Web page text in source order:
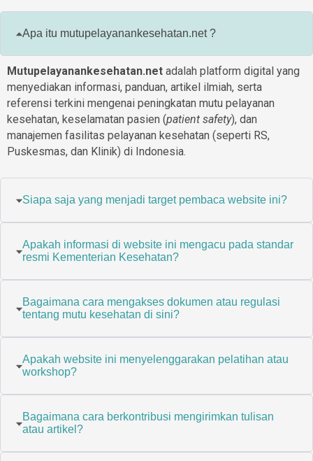
Apa itu mutupelayanankesehatan.net ?
Mutupelayanankesehatan.net adalah platform digital yang
menyediakan informasi, panduan, artikel ilmiah, serta
referensi terkini mengenai peningkatan mutu pelayanan
kesehatan, keselamatan pasien (patient safety), dan
manajemen fasilitas pelayanan kesehatan (seperti RS,
Puskesmas, dan Klinik) di Indonesia.
Siapa saja yang menjadi target pembaca website ini?
Apakah informasi di website ini mengacu pada standar
resmi Kementerian Kesehatan?
Bagaimana cara mengakses dokumen atau regulasi
tentang mutu kesehatan di sini?
Apakah website ini menyelenggarakan pelatihan atau
workshop?
Bagaimana cara berkontribusi mengirimkan tulisan
atau artikel?